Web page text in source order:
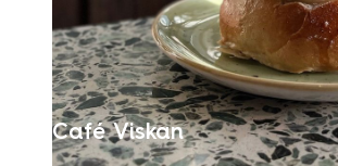
Café Viskan